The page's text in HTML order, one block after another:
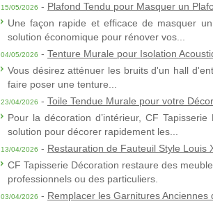
15/05/2026 - Plafond Tendu pour Masquer un
Une façon rapide et efficace de masquer
solution économique pour rénover vos...
04/05/2026 - Tenture Murale pour Isolation
Vous désirez atténuer les bruits d'un hall
faire poser une tenture...
23/04/2026 - Toile Tendue Murale pour votre
Pour la décoration d’intérieur, CF
solution pour décorer rapidement les...
13/04/2026 - Restauration de Fauteuil Style Louis
CF Tapisserie Décoration restaure des
professionnels ou des particuliers.
03/04/2026 - Remplacer les Garnitures Anciennes